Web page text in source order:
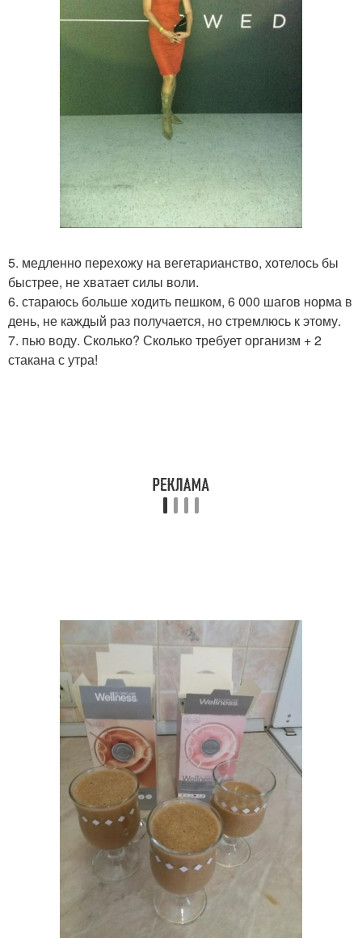
5. медленно перехожу на вегетарианство, хотелось бы
быстрее, не хватает силы воли.
6. стараюсь больше ходить пешком, 6 000 шагов норма в
день, не каждый раз получается, но стремлюсь к этому.
7. пью воду. Сколько? Сколько требует организм + 2
стакана с утра!